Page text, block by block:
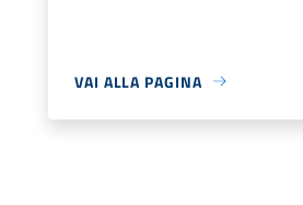
VAI ALLA PAGINA